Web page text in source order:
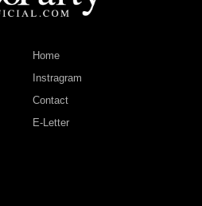
Home
Instragram
Contact
E-Letter